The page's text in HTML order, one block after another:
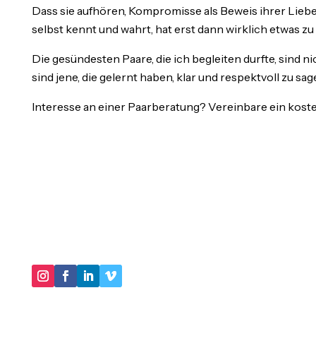
Dass sie aufhören, Kompromisse als Beweis ihrer
selbst kennt und wahrt, hat erst dann wirklich etwas zu
Die gesündesten Paare, die ich begleiten durfte, sind
sind jene, die gelernt haben, klar und respektvoll zu
Interesse an einer Paarberatung? Vereinbare ein